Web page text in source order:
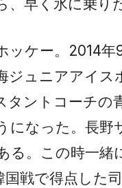
早く氷に乗り
ッケー。2014
ジュニアアイ
タントコーチの
になった。長野
る。この時一緒
戦で得点した